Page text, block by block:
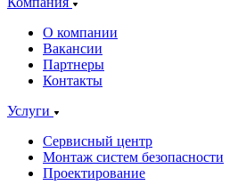
О компании
Вакансии
Партнеры
Контакты
Услуги
Сервисный центр
Монтаж систем безопасности
Проектирование